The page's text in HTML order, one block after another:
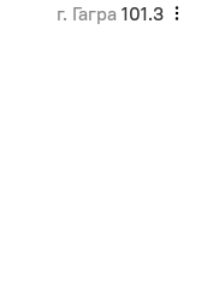
г. Гагра 101.3